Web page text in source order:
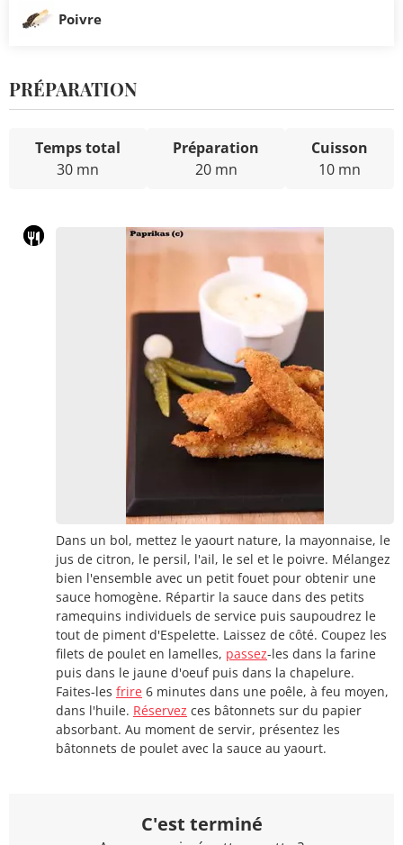
Poivre
PRÉPARATION
Temps total
30 mn
Préparation
20 mn
Cuisson
10 mn
Dans un bol, mettez le yaourt nature, la mayonnaise, le
jus de citron, le persil, l'ail, le sel et le poivre. Mélangez
bien l'ensemble avec un petit fouet pour obtenir une
sauce homogène. Répartir la sauce dans des petits
ramequins individuels de service puis saupoudrez le
tout de piment d'Espelette. Laissez de côté. Coupez les
filets de poulet en lamelles, passez-les dans la farine
puis dans le jaune d'oeuf puis dans la chapelure.
Faites-les frire 6 minutes dans une poêle, à feu moyen,
dans l'huile. Réservez ces bâtonnets sur du papier
absorbant. Au moment de servir, présentez les
bâtonnets de poulet avec la sauce au yaourt.
C'est terminé